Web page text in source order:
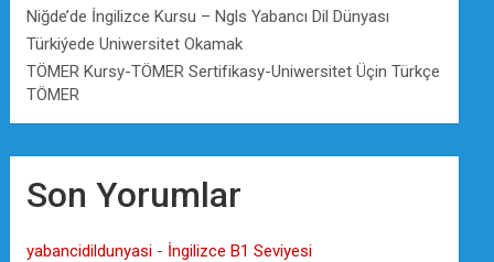
Niğde’de İngilizce Kursu – Ngls Yabancı Dil Dünyası
Türkiýede Uniwersitet Okamak
TÖMER Kursy-TÖMER Sertifikasy-Uniwersitet Üçin Türkçe
TÖMER
Son Yorumlar
yabancidildunyasi - İngilizce B1 Seviyesi